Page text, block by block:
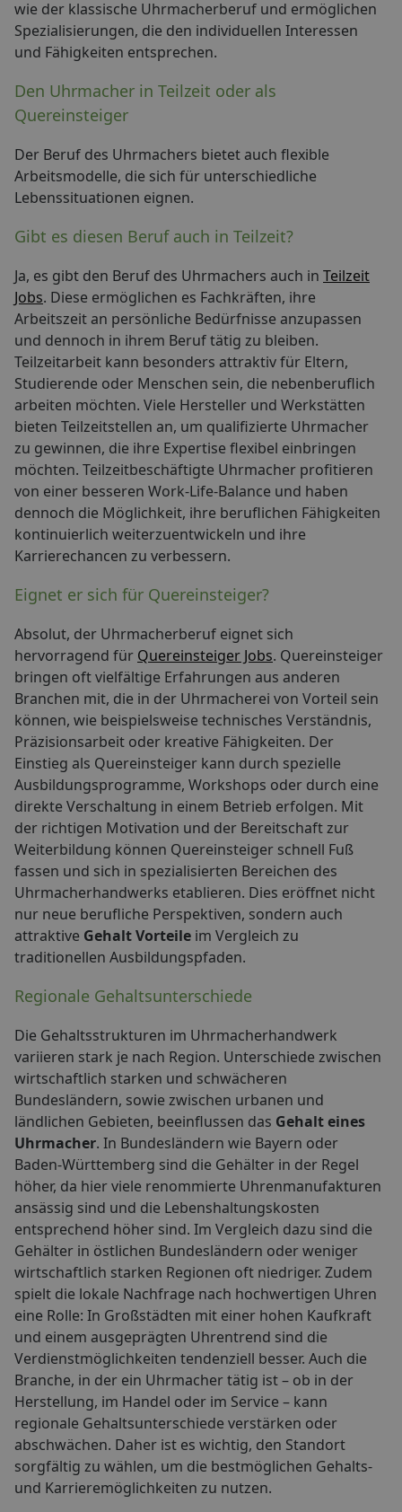
wie der klassische Uhrmacherberuf und ermöglichen
Spezialisierungen, die den individuellen Interessen
und Fähigkeiten entsprechen.
Den Uhrmacher in Teilzeit oder als
Quereinsteiger
Der Beruf des Uhrmachers bietet auch flexible
Arbeitsmodelle, die sich für unterschiedliche
Lebenssituationen eignen.
Gibt es diesen Beruf auch in Teilzeit?
Ja, es gibt den Beruf des Uhrmachers auch in Teilzeit
Jobs. Diese ermöglichen es Fachkräften, ihre
Arbeitszeit an persönliche Bedürfnisse anzupassen
und dennoch in ihrem Beruf tätig zu bleiben.
Teilzeitarbeit kann besonders attraktiv für Eltern,
Studierende oder Menschen sein, die nebenberuflich
arbeiten möchten. Viele Hersteller und Werkstätten
bieten Teilzeitstellen an, um qualifizierte Uhrmacher
zu gewinnen, die ihre Expertise flexibel einbringen
möchten. Teilzeitbeschäftigte Uhrmacher profitieren
von einer besseren Work-Life-Balance und haben
dennoch die Möglichkeit, ihre beruflichen Fähigkeiten
kontinuierlich weiterzuentwickeln und ihre
Karrierechancen zu verbessern.
Eignet er sich für Quereinsteiger?
Absolut, der Uhrmacherberuf eignet sich
hervorragend für Quereinsteiger Jobs. Quereinsteiger
bringen oft vielfältige Erfahrungen aus anderen
Branchen mit, die in der Uhrmacherei von Vorteil sein
können, wie beispielsweise technisches Verständnis,
Präzisionsarbeit oder kreative Fähigkeiten. Der
Einstieg als Quereinsteiger kann durch spezielle
Ausbildungsprogramme, Workshops oder durch eine
direkte Verschaltung in einem Betrieb erfolgen. Mit
der richtigen Motivation und der Bereitschaft zur
Weiterbildung können Quereinsteiger schnell Fuß
fassen und sich in spezialisierten Bereichen des
Uhrmacherhandwerks etablieren. Dies eröffnet nicht
nur neue berufliche Perspektiven, sondern auch
attraktive Gehalt Vorteile im Vergleich zu
traditionellen Ausbildungspfaden.
Regionale Gehaltsunterschiede
Die Gehaltsstrukturen im Uhrmacherhandwerk
variieren stark je nach Region. Unterschiede zwischen
wirtschaftlich starken und schwächeren
Bundesländern, sowie zwischen urbanen und
ländlichen Gebieten, beeinflussen das Gehalt eines
Uhrmacher. In Bundesländern wie Bayern oder
Baden-Württemberg sind die Gehälter in der Regel
höher, da hier viele renommierte Uhrenmanufakturen
ansässig sind und die Lebenshaltungskosten
entsprechend höher sind. Im Vergleich dazu sind die
Gehälter in östlichen Bundesländern oder weniger
wirtschaftlich starken Regionen oft niedriger. Zudem
spielt die lokale Nachfrage nach hochwertigen Uhren
eine Rolle: In Großstädten mit einer hohen Kaufkraft
und einem ausgeprägten Uhrentrend sind die
Verdienstmöglichkeiten tendenziell besser. Auch die
Branche, in der ein Uhrmacher tätig ist – ob in der
Herstellung, im Handel oder im Service – kann
regionale Gehaltsunterschiede verstärken oder
abschwächen. Daher ist es wichtig, den Standort
sorgfältig zu wählen, um die bestmöglichen Gehalts-
und Karrieremöglichkeiten zu nutzen.